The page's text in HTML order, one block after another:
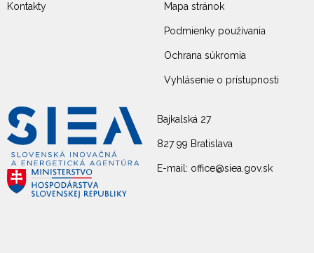
Bajkalská 27
827 99 Bratislava
E-mail: office@siea.gov.sk
Kontakty Mapa stránok
Podmienky používania
Ochrana súkromia
Vyhlásenie o prístupnosti